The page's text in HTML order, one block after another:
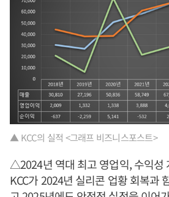
▲ KCC의 실적 <그래프 비즈니스포스트>
△2024년 역대 최고 영업익, 수익성
KCC가 2024년 실리콘 업황 회복과